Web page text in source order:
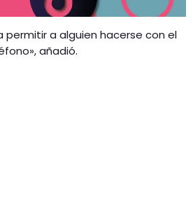
permitir a alguien hacerse con el
añadió.